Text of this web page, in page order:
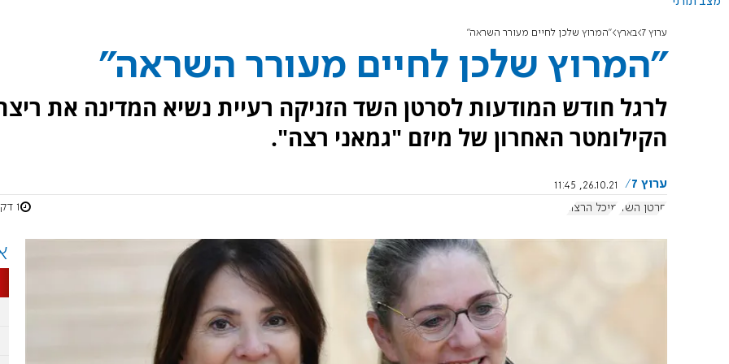
ערוץ 7 בארץ "המרוץ שלכן לחיים מעורר השראה"
"המרוץ שלכן לחיים מעורר השראה"
לרגל חודש המודעות לסרטן השד הזניקה רעיית נשיא המדינה את
הקילומטר האחרון של מיזם "גמאני רצה".
ערוץ 7
26.10.21, 11:45
סרטן השד מיכל הרצוג 1 דקות